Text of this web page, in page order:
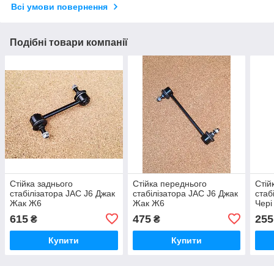
Всі умови повернення
Подібні товари компанії
Стійка заднього
стабілізатора JAC J6 Джак
Жак Ж6
615 ₴
Купити
Стійка переднього
стабілізатора JAC J6 Джак
Жак Ж6
475₴
Купити
255